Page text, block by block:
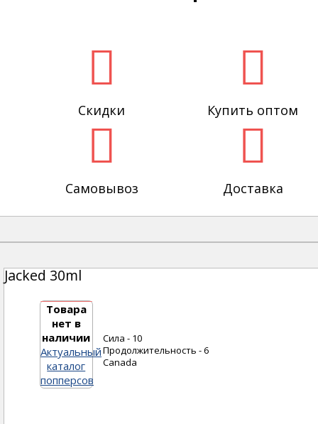
Скидки Купить оптом
Самовывоз Доставка
Jacked 30ml
Товара
нет в
наличии
Актуальный
каталог
попперсов
Сила - 10
Продолжительность - 6
Canada